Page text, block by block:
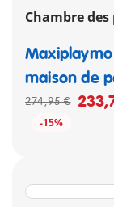
Chambre
maison de
274,95 €
-15%